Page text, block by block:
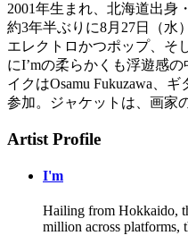
2001年生まれ、北海道出身
約3年半ぶりに8月27日（水
エレクトロかつポップ、そ
にI’mの柔らかくも浮遊感
イクはOsamu Fukuzawa、
参加。ジャケットは、画家
Artist Profile
I'm
Hailing from Hokkaido,
million across platforms,